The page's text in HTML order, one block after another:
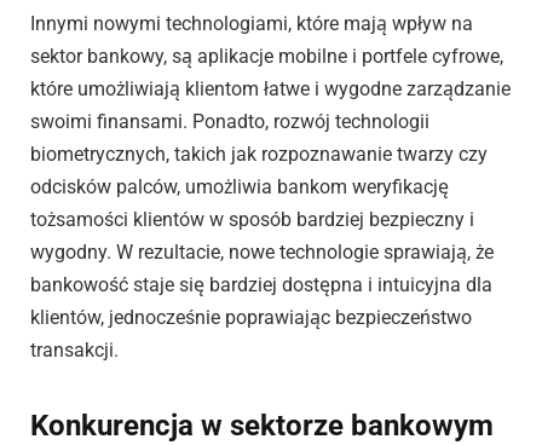
Innymi nowymi technologiami, które mają wpływ na
sektor bankowy, są aplikacje mobilne i portfele cyfrowe,
które umożliwiają klientom łatwe i wygodne zarządzanie
swoimi finansami. Ponadto, rozwój technologii
biometrycznych, takich jak rozpoznawanie twarzy czy
odcisków palców, umożliwia bankom weryfikację
tożsamości klientów w sposób bardziej bezpieczny i
wygodny. W rezultacie, nowe technologie sprawiają, że
bankowość staje się bardziej dostępna i intuicyjna dla
klientów, jednocześnie poprawiając bezpieczeństwo
transakcji.
Konkurencja w sektorze bankowym